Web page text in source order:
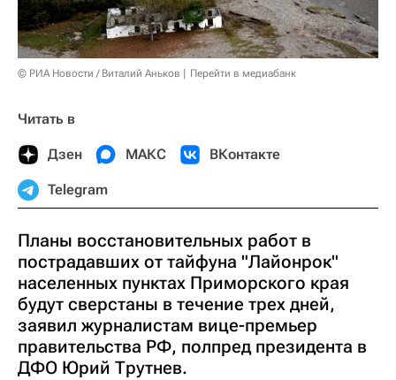
© РИА Новости / Виталий Аньков Перейти в медиабанк
Читать в
Дзен МАКС ВКонтакте
Telegram
Планы восстановительных работ в
пострадавших от тайфуна "Лайонрок"
населенных пунктах Приморского края
будут сверстаны в течение трех дней,
заявил журналистам вице-премьер
правительства РФ, полпред президента в
ДФО Юрий Трутнев.